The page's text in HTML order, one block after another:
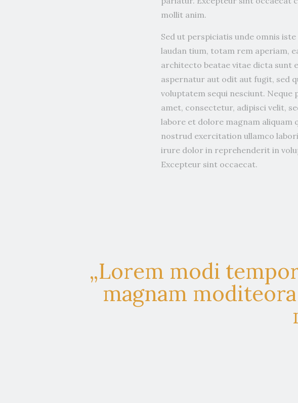
mollit anim.
Sed ut perspiciatis unde omnis
laudan tium, totam rem aperiam,
architecto beatae vitae dicta sunt
aspernatur aut odit aut fugit, sed
voluptatem sequi nesciunt.
amet, consectetur, adipisci velit,
labore et dolore magnam aliquam
nostrud exercitation ullamco
irure dolor in reprehenderit in
Excepteur sint occaecat.
„Lorem modi
magnam